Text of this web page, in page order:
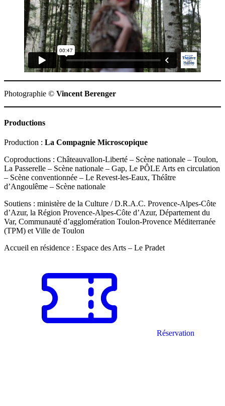
Photographie © Vincent Berenger
Productions
Production : La Compagnie Microscopique
Coproductions : Châteauvallon-Liberté – Scène nationale – Toulon,
La Passerelle – Scène nationale – Gap, Le PÔLE Arts en circulation
– Scène conventionnée – Le Revest-les-Eaux, Théâtre
d’Angoulême – Scène nationale
Soutiens : ministère de la Culture / D.R.A.C. Provence-Alpes-Côte
d’Azur, la Région Provence-Alpes-Côte d’Azur, Département du
Var, Communauté d’agglomération Toulon-Provence Méditerranée
(TPM) et Ville de Toulon
Accueil en résidence : Espace des Arts – Le Pradet
Réservation